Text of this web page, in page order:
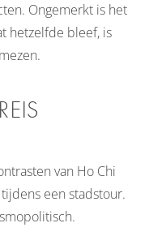
Ongemerkt is het
hetzelfde bleef, is
van Ho Chi
een stadstour.